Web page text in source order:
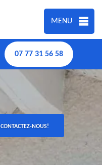
MENU
07 77 31 56 58
CONTACTEZ-NOUS!